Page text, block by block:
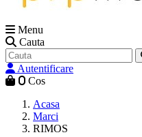
Menu
Cauta
Autentificare
0 Cos
Acasa
Marci
RIMOS